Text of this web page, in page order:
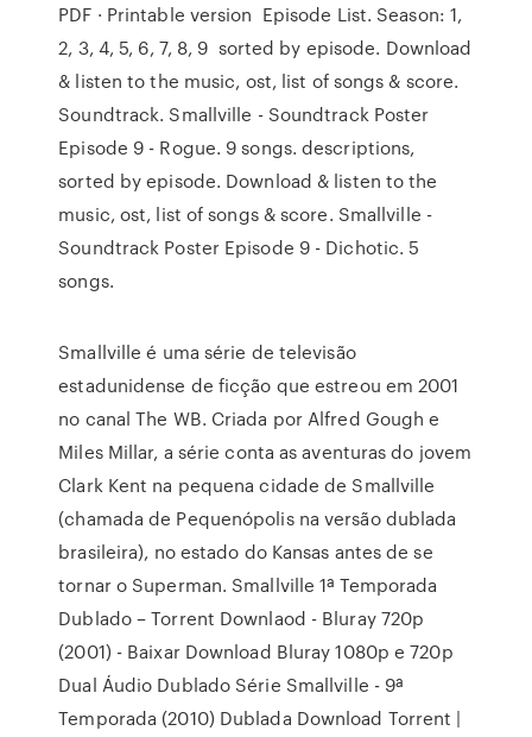
PDF · Printable version Episode List. Season: 1,
2, 3, 4, 5, 6, 7, 8, 9 sorted by episode. Download
& listen to the music, ost, list of songs & score.
Soundtrack. Smallville - Soundtrack Poster
Episode 9 - Rogue. 9 songs. descriptions,
sorted by episode. Download & listen to the
music, ost, list of songs & score. Smallville -
Soundtrack Poster Episode 9 - Dichotic. 5
songs.
Smallville é uma série de televisão
estadunidense de ficção que estreou em 2001
no canal The WB. Criada por Alfred Gough e
Miles Millar, a série conta as aventuras do jovem
Clark Kent na pequena cidade de Smallville
(chamada de Pequenópolis na versão dublada
brasileira), no estado do Kansas antes de se
tornar o Superman. Smallville 1ª Temporada
Dublado – Torrent Downlaod - Bluray 720p
(2001) - Baixar Download Bluray 1080p e 720p
Dual Áudio Dublado Série Smallville - 9ª
Temporada (2010) Dublada Download Torrent |